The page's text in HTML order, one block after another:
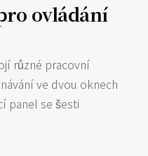
ovládání
různé pracovní
ve dvou oknech
panel se šesti